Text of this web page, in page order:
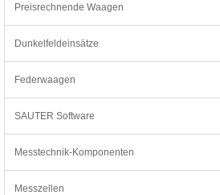
Preisrechnende Waagen
Dunkelfeldeinsätze
Federwaagen
SAUTER Software
Messtechnik-Komponenten
Messzellen